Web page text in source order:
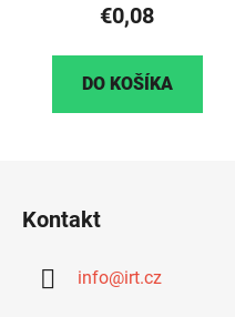
€0,08
DO KOŠÍKA
Kontakt
info@irt.cz